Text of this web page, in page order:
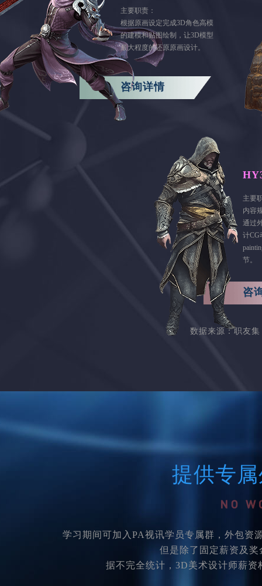
主要职责：
根据原画设定完成3D角色高模
的建模和贴图绘制，让3D模型
最大程度的还原原画设计。
咨询详情
主要
内容
通过
计CG
节。
咨
数据来源：职友
提供专
学习期间可加入PA视讯学员专属群，外包资
但是除了固定薪资及
据不完全统计，3D美术设计师薪